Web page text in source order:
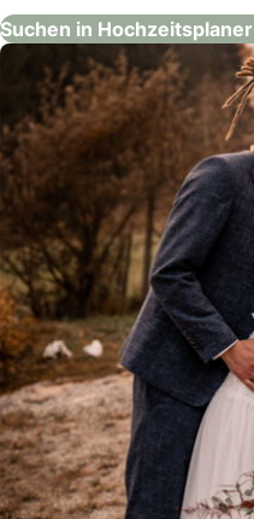
Suchen in Hochzeitsplaner